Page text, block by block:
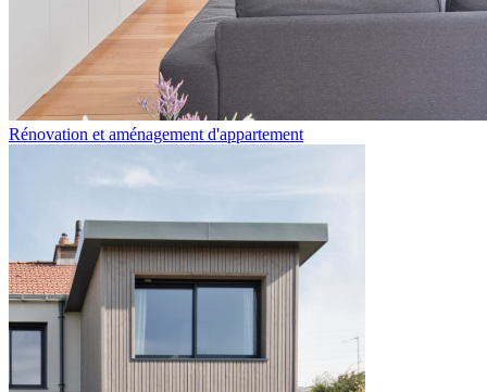
Rénovation et aménagement d'appartement